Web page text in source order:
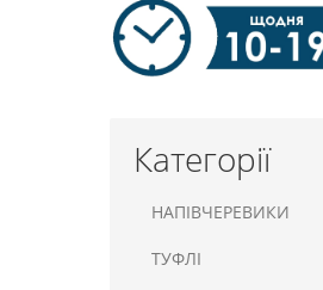
Категорії
НАПІВЧЕРЕВИКИ
ТУФЛІ